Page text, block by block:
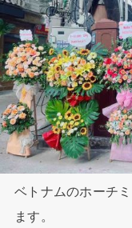
ベトナムのホーチ
ます。